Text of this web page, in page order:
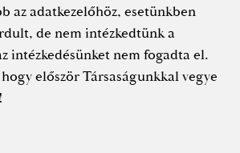
az adatkezelőhöz, esetünkben
de nem intézkedtünk a
intézkedésünket nem fogadta el.
először Társaságunkkal vegye